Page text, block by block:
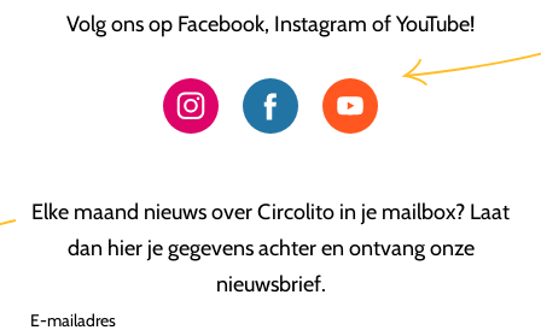
Volg ons op Facebook, Instagram of YouTube!
Elke maand nieuws over Circolito in je mailbox? Laat
dan hier je gegevens achter en ontvang onze
nieuwsbrief.
E-mailadres